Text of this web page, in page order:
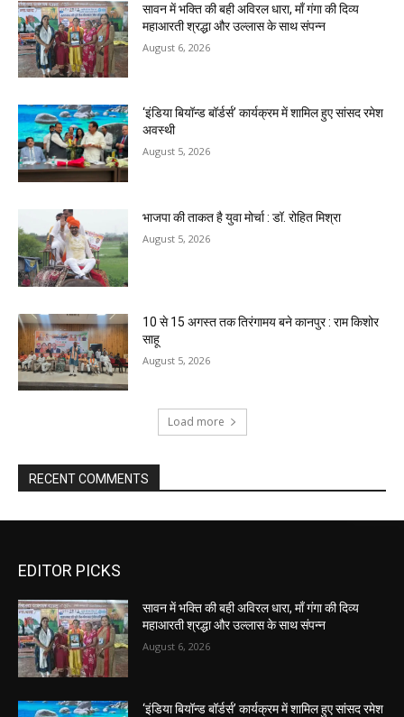
सावन में भक्ति की बही अविरल धारा, माँ गंगा की दिव्य
महाआरती श्रद्धा और उल्लास के साथ संपन्न
August 6, 2026
‘इंडिया बियॉन्ड बॉर्डर्स’ कार्यक्रम में शामिल हुए सांसद रमेश
अवस्थी
August 5, 2026
भाजपा की ताकत है युवा मोर्चा : डॉ. रोहित मिश्रा
August 5, 2026
10 से 15 अगस्त तक तिरंगामय बने कानपुर : राम किशोर
साहू
August 5, 2026
Load more
RECENT COMMENTS
EDITOR PICKS
सावन में भक्ति की बही अविरल धारा, माँ गंगा की दिव्य
महाआरती श्रद्धा और उल्लास के साथ संपन्न
August 6, 2026
‘इंडिया बियॉन्ड बॉर्डर्स’ कार्यक्रम में शामिल हुए सांसद रमेश